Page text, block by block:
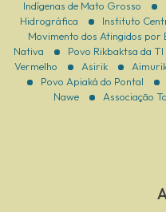
Indígenas de Mato Grosso
Hidrográfica
Instituto
Movimento dos Atingidos por
Nativa
Povo Rikbaktsa da
Vermelho
Asirik
Povo Apiaká do Pontal
Nawe
Associação